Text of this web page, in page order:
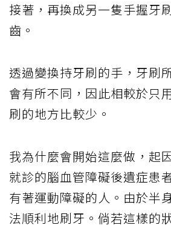
接著，再換成另一隻手握牙
齒。
透過變換持牙刷的手，牙刷
會有所不同，因此相較於只
刷的地方比較少。
我為什麼會開始這麼做，起
就診的腦血管障礙後遺症患
有著運動障礙的人。由於半
法順利地刷牙。倘若這樣的